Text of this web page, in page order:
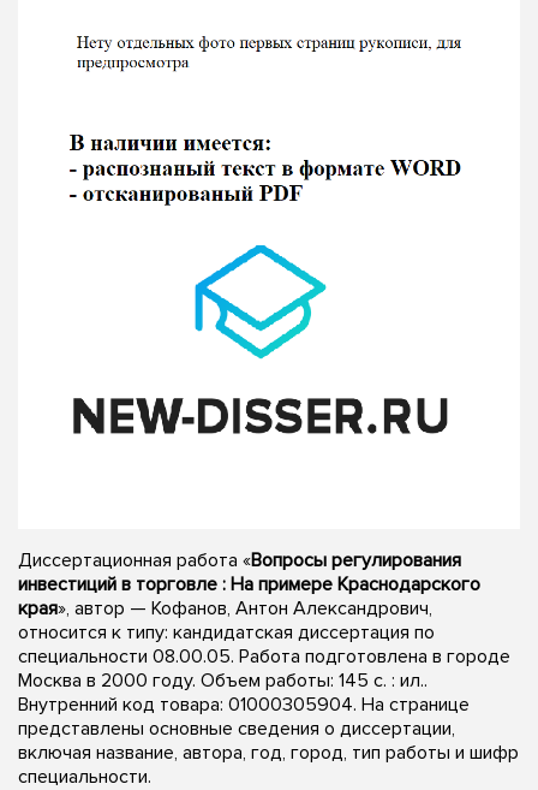
Диссертационная работа «Вопросы регулирования
инвестиций в торговле : На примере Краснодарского
края», автор — Кофанов, Антон Александрович,
относится к типу: кандидатская диссертация по
специальности 08.00.05. Работа подготовлена в городе
Москва в 2000 году. Объем работы: 145 с. : ил..
Внутренний код товара: 01000305904. На странице
представлены основные сведения о диссертации,
включая название, автора, год, город, тип работы и шифр
специальности.